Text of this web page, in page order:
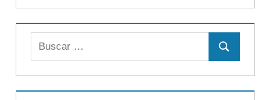
Buscar